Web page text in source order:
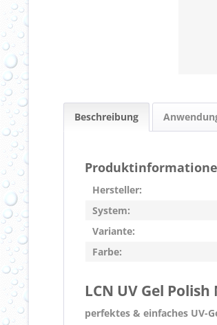
Beschreibung
Hersteller:
System:
Variante:
Farbe:
LCN UV Gel
perfektes & einfaches UV-